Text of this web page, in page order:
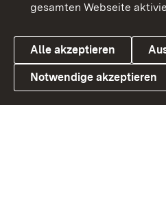
Link zum Landesportal
Datenschutz
gesamten Webseite
Alle akzeptieren
Notwendige akzeptieren